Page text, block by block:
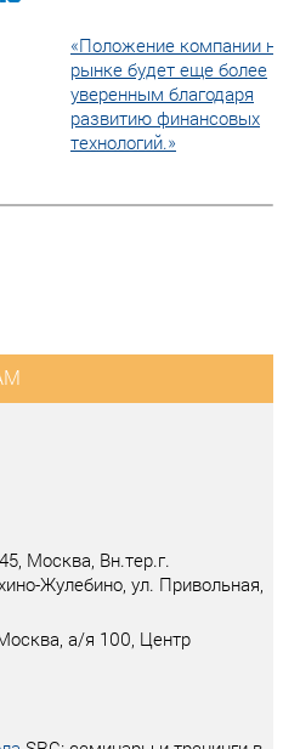
«Положение компании
рынке будет еще более
уверенным благодаря
развитию финансовых
технологий.»
Москва, Вн.тер.г.
Жулебино, ул. Привольная,
, а/я 100, Центр